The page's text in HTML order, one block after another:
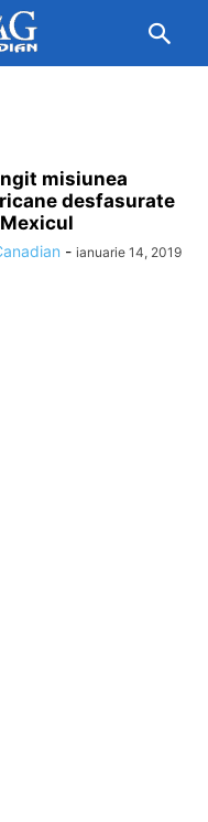
misiunea
desfasurate
- ianuarie 14, 2019